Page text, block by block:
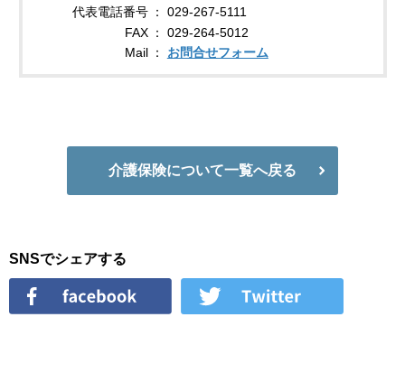
代表電話番号
029-267-5111
FAX
029-264-5012
Mail
お問合せフォーム
介護保険について一覧へ戻る
SNSでシェアする